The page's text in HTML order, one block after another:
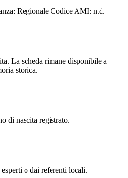
Regionale Codice AMI: n.d.
La scheda rimane disponibile a
storica.
di nascita registrato.
o dai referenti locali.